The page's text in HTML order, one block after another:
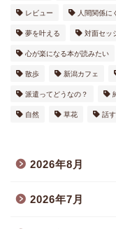
レビュー 人間関係に
夢を叶える 対面セッ
心が楽になる本が読みたい
散歩 新潟カフェ
派遣ってどうなの？
自然 草花 話
2026年8月
2026年7月